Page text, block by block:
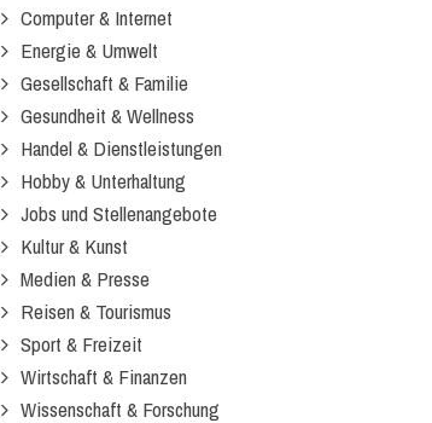
Computer & Internet
Energie & Umwelt
Gesellschaft & Familie
Gesundheit & Wellness
Handel & Dienstleistungen
Hobby & Unterhaltung
Jobs und Stellenangebote
Kultur & Kunst
Medien & Presse
Reisen & Tourismus
Sport & Freizeit
Wirtschaft & Finanzen
Wissenschaft & Forschung